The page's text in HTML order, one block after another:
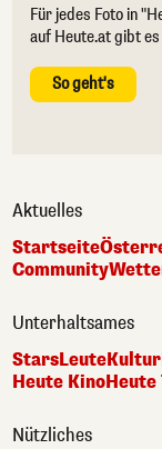
Für jedes Foto in
auf Heute.at gibt
So geht's
Aktuelles
Startseite
Community
Unterhaltsames
StarsLeuteKultur
Heute KinoHeute
Nützliches